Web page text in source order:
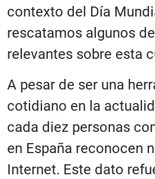
contexto del Día
rescatamos algunos
relevantes sobre esta
A pesar de ser una
cotidiano en la
cada diez personas
en España reconocen
Internet. Este dato